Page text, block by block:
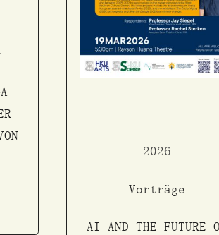
2026
Vorträge
AI AND THE FUTURE